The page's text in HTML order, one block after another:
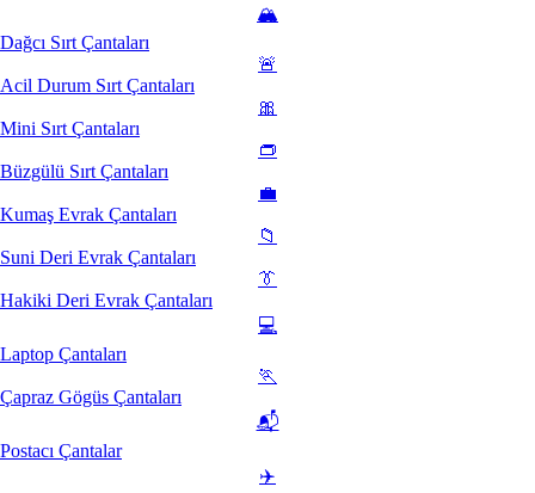
🏔️
Dağcı Sırt Çantaları
🚨
Acil Durum Sırt Çantaları
🎀
Mini Sırt Çantaları
👝
Büzgülü Sırt Çantaları
💼
Kumaş Evrak Çantaları
📁
Suni Deri Evrak Çantaları
👔
Hakiki Deri Evrak Çantaları
💻
Laptop Çantaları
🏃
Çapraz Gögüs Çantaları
📬
Postacı Çantalar
✈️